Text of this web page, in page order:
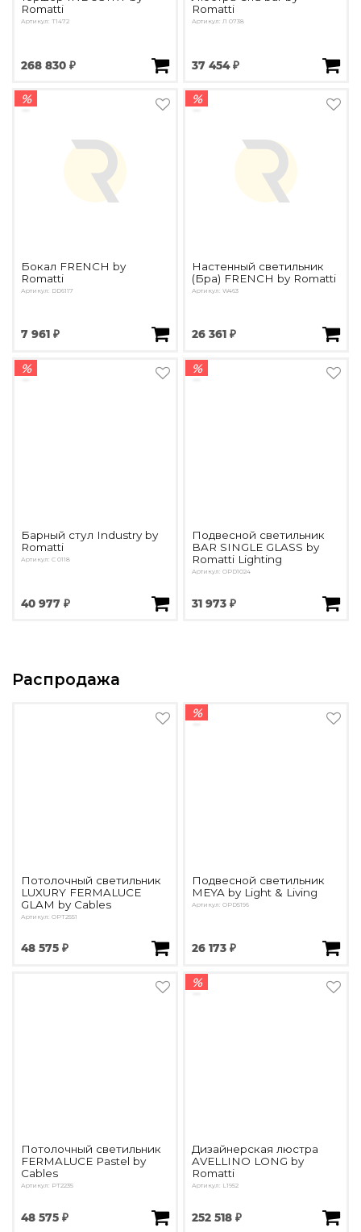
Romatti
Артикул: T1472
268 830 ₽
Romatti
Артикул: Л 0738
37 454 ₽
%
Бокал FRENCH by
Romatti
Артикул: DD6117
7 961 ₽
%
Настенный светильник
(Бра) FRENCH by Romatti
Артикул: W463
26 361 ₽
%
Барный стул Industry by
Romatti
Артикул: C 0118
40 977 ₽
%
Подвесной светильник
BAR SINGLE GLASS by
Romatti Lighting
Артикул: OPD1024
31 973 ₽
Распродажа
Потолочный светильник
LUXURY FERMALUCE
GLAM by Cables
Артикул: OPT2551
48 575 ₽
%
Подвесной светильник
MEYA by Light & Living
Артикул: OPD5196
26 173 ₽
Потолочный светильник
FERMALUCE Pastel by
Cables
Артикул: PT2235
48 575 ₽
%
Дизайнерская люстра
AVELLINO LONG by
Romatti
Артикул: L1952
252 518 ₽